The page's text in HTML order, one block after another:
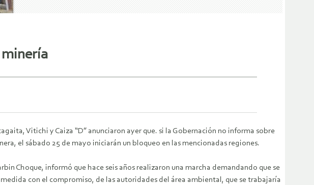
Vitichi y Caiza “D” anunciaron ayer que. si la Gobernación no informa sobre
el sábado 25 de mayo iniciarán un bloqueo en las mencionadas regiones.
Choque, informó que hace seis años realizaron una marcha demandando que se
con el compromiso, de las autoridades del área ambiental, que se trabajaría